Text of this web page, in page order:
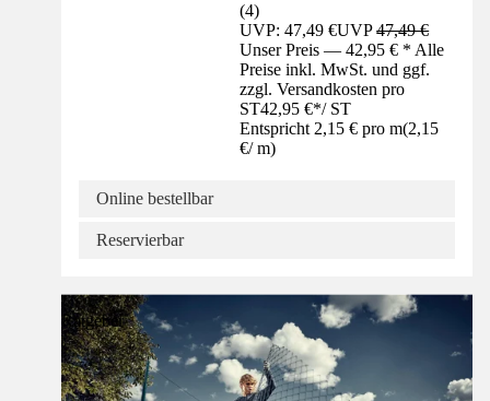
(4)
UVP: 47,49 €UVP47,49 €
Unser Preis — 42,95 € * Alle
Preise inkl. MwSt. und ggf.
zzgl. Versandkosten pro
ST42,95 €*/ ST
Entspricht 2,15 € pro m(2,15
€/ m)
Online bestellbar
Reservierbar
Ratgeber